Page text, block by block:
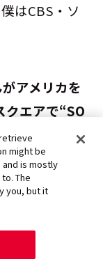
はCBS・ソ
がアメリカを
クエアで“SO
楽プロデュ
たというこ
一緒に受け
したし、推
might be
is mostly
The
you, but it